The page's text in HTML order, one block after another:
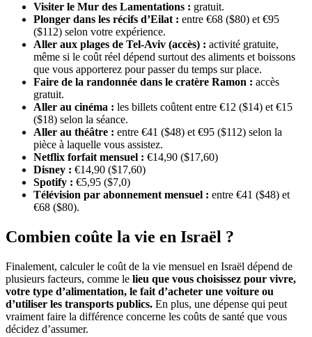
Visiter le Mur des Lamentations : gratuit.
Plonger dans les récifs d’Eilat : entre €68 ($80) et €95
($112) selon votre expérience.
Aller aux plages de Tel-Aviv (accès) : activité gratuite,
même si le coût réel dépend surtout des aliments et boissons
que vous apporterez pour passer du temps sur place.
Faire de la randonnée dans le cratère Ramon : accès
gratuit.
Aller au cinéma : les billets coûtent entre €12 ($14) et €15
($18) selon la séance.
Aller au théâtre : entre €41 ($48) et €95 ($112) selon la
pièce à laquelle vous assistez.
Netflix forfait mensuel : €14,90 ($17,60)
Disney : €14,90 ($17,60)
Spotify : €5,95 ($7,0)
Télévision par abonnement mensuel : entre €41 ($48) et
€68 ($80).
Combien coûte la vie en Israël ?
Finalement, calculer le coût de la vie mensuel en Israël dépend de
plusieurs facteurs, comme le lieu que vous choisissez pour vivre,
votre type d’alimentation, le fait d’acheter une voiture ou
d’utiliser les transports publics. En plus, une dépense qui peut
vraiment faire la différence concerne les coûts de santé que vous
décidez d’assumer.